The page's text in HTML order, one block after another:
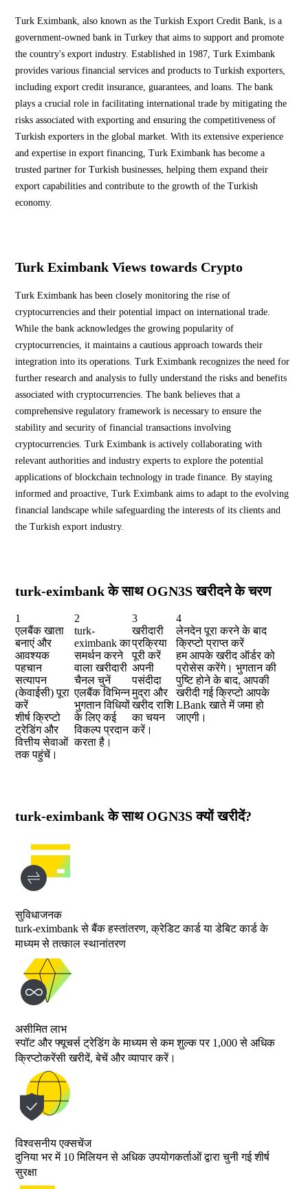
Turk Eximbank, also known as the Turkish Export Credit Bank, is a
government-owned bank in Turkey that aims to support and promote
the country's export industry. Established in 1987, Turk Eximbank
provides various financial services and products to Turkish exporters,
including export credit insurance, guarantees, and loans. The bank
plays a crucial role in facilitating international trade by mitigating the
risks associated with exporting and ensuring the competitiveness of
Turkish exporters in the global market. With its extensive experience
and expertise in export financing, Turk Eximbank has become a
trusted partner for Turkish businesses, helping them expand their
export capabilities and contribute to the growth of the Turkish
economy.
Turk Eximbank Views towards Crypto
Turk Eximbank has been closely monitoring the rise of
cryptocurrencies and their potential impact on international trade.
While the bank acknowledges the growing popularity of
cryptocurrencies, it maintains a cautious approach towards their
integration into its operations. Turk Eximbank recognizes the need for
further research and analysis to fully understand the risks and benefits
associated with cryptocurrencies. The bank believes that a
comprehensive regulatory framework is necessary to ensure the
stability and security of financial transactions involving
cryptocurrencies. Turk Eximbank is actively collaborating with
relevant authorities and industry experts to explore the potential
applications of blockchain technology in trade finance. By staying
informed and proactive, Turk Eximbank aims to adapt to the evolving
financial landscape while safeguarding the interests of its clients and
the Turkish export industry.
turk-eximbank के साथ OGN3S खरीदने के चरण
1
एलबैंक खाता
बनाएं और
आवश्यक
पहचान
सत्यापन
(केवाईसी) पूरा
करें
शीर्ष क्रिप्टो
ट्रेडिंग और
वित्तीय सेवाओं
तक पहुंचें।
2
turk-
eximbank का
समर्थन करने
वाला खरीदारी
चैनल चुनें
एलबैंक विभिन्न
भुगतान विधियों
के लिए कई
विकल्प प्रदान
करता है।
3
खरीदारी
प्रक्रिया
पूरी करें
अपनी
पसंदीदा
मुद्रा और
खरीद राशि
का चयन
करें।
4
लेनदेन पूरा करने के बाद
क्रिप्टो प्राप्त करें
हम आपके खरीद ऑर्डर को
प्रोसेस करेंगे। भुगतान की
पुष्टि होने के बाद, आपकी
खरीदी गई क्रिप्टो आपके
LBank खाते में जमा हो
जाएगी।
turk-eximbank के साथ OGN3S क्यों खरीदें?
सुविधाजनक
turk-eximbank से बैंक हस्तांतरण, क्रेडिट कार्ड या डेबिट कार्ड के
माध्यम से तत्काल स्थानांतरण
असीमित लाभ
स्पॉट और फ्यूचर्स ट्रेडिंग के माध्यम से कम शुल्क पर 1,000 से अधिक
क्रिप्टोकरेंसी खरीदें, बेचें और व्यापार करें।
विश्वसनीय एक्सचेंज
दुनिया भर में 10 मिलियन से अधिक उपयोगकर्ताओं द्वारा चुनी गई शीर्ष
सुरक्षा